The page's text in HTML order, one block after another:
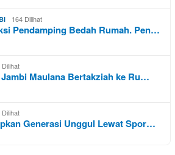
164 Dilihat
Pendamping Bedah Rumah. Pen…
Dilihat
Maulana Bertakziah ke Ru…
Dilihat
Generasi Unggul Lewat Spor…